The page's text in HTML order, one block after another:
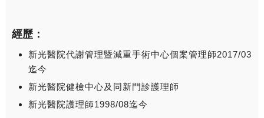
經歷：
新光醫院代謝管理暨減重手術中心個案管理師2017/03
迄今
新光醫院健檢中心及同新門診護理師
新光醫院護理師1998/08迄今